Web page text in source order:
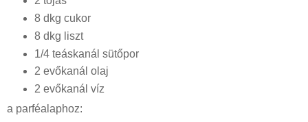
8 dkg cukor
8 dkg liszt
1/4 teáskanál sütőpor
2 evőkanál olaj
2 evőkanál víz
a parféalaphoz: